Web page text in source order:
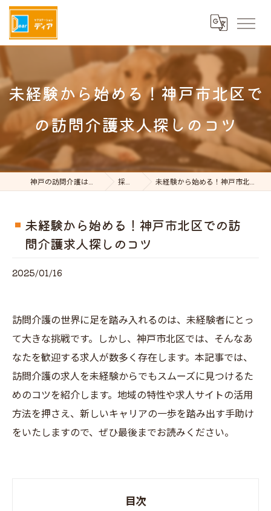
未経験から始める！神戸市北区で
の訪問介護求人探しのコツ
神戸の訪問介護はケアステーションDear 採用ブログ 未経験から始める！神戸市北区での訪問介護求人探しのコツ
未経験から始める！神戸市北区での訪
問介護求人探しのコツ
2025/01/16
訪問介護の世界に足を踏み入れるのは、未経験者にとっ
て大きな挑戦です。しかし、神戸市北区では、そんなあ
なたを歓迎する求人が数多く存在します。本記事では、
訪問介護の求人を未経験からでもスムーズに見つけるた
めのコツを紹介します。地域の特性や求人サイトの活用
方法を押さえ、新しいキャリアの一歩を踏み出す手助け
をいたしますので、ぜひ最後までお読みください。
目次